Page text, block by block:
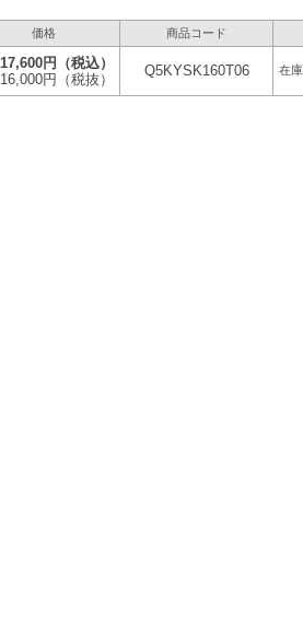
価格 商品コード
17,600円
（税込）
16,000円
（税抜）
Q5KYSK160T06 在